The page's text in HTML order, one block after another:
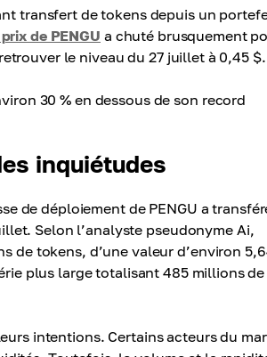
transfert de tokens depuis un
de PENGU a chuté brusquement
le niveau du 27 juillet à 0,45 $.
30 % en dessous de son record
inquiétudes
de déploiement de PENGU a
Selon l’analyste pseudonyme Ai,
de tokens, d’une valeur d’environ
plus large totalisant 485 millions de
intentions. Certains acteurs du